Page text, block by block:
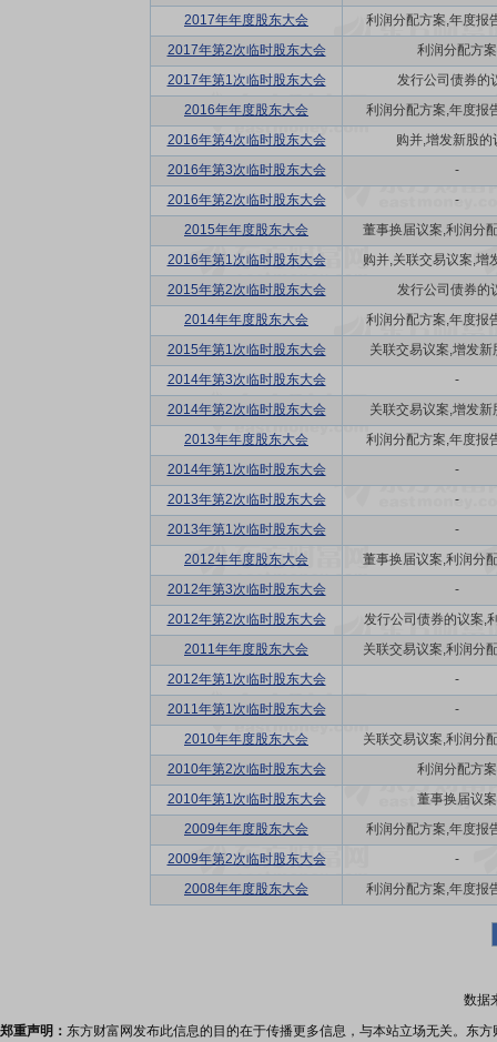
2017年年度股东大会
利润分配方案,年度报
2017年第2次临时股东大会
利润分配方案
2017年第1次临时股东大会
发行公司债券的
2016年年度股东大会
利润分配方案,年度报
2016年第4次临时股东大会
购并,增发新股的
2016年第3次临时股东大会
-
2016年第2次临时股东大会
-
2015年年度股东大会
董事换届议案,利润分
2016年第1次临时股东大会
购并,关联交易议案,增
2015年第2次临时股东大会
发行公司债券的
2014年年度股东大会
利润分配方案,年度报
2015年第1次临时股东大会
关联交易议案,增发新
2014年第3次临时股东大会
-
2014年第2次临时股东大会
关联交易议案,增发新
2013年年度股东大会
利润分配方案,年度报
2014年第1次临时股东大会
-
2013年第2次临时股东大会
-
2013年第1次临时股东大会
-
2012年年度股东大会
董事换届议案,利润分
2012年第3次临时股东大会
-
2012年第2次临时股东大会
发行公司债券的议案,
2011年年度股东大会
关联交易议案,利润分
2012年第1次临时股东大会
-
2011年第1次临时股东大会
-
2010年年度股东大会
关联交易议案,利润分
2010年第2次临时股东大会
利润分配方案
2010年第1次临时股东大会
董事换届议案
2009年年度股东大会
利润分配方案,年度报
2009年第2次临时股东大会
-
2008年年度股东大会
利润分配方案,年度报
数据
郑重声明： 东方财富网发布此信息的目的在于传播更多信息，与本站立场无关。东